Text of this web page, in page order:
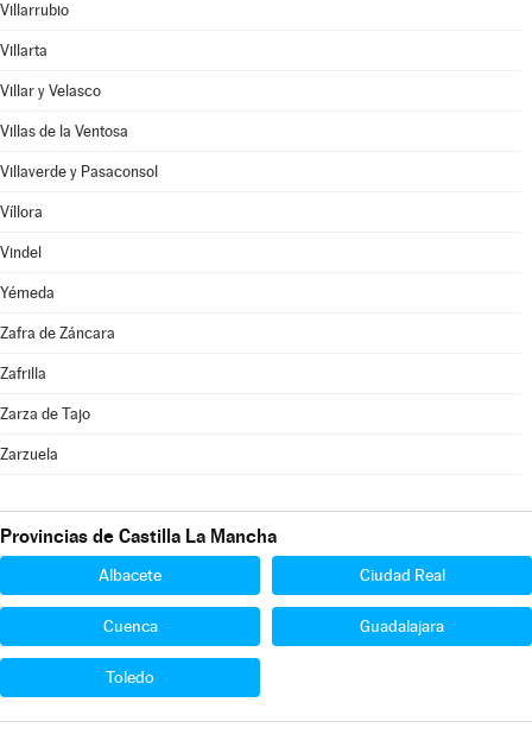
Villarrubio
Villarta
Villar y Velasco
Villas de la Ventosa
Villaverde y Pasaconsol
Víllora
Vindel
Yémeda
Zafra de Záncara
Zafrilla
Zarza de Tajo
Zarzuela
Provincias de Castilla La Mancha
Albacete Ciudad Real
Cuenca Guadalajara
Toledo